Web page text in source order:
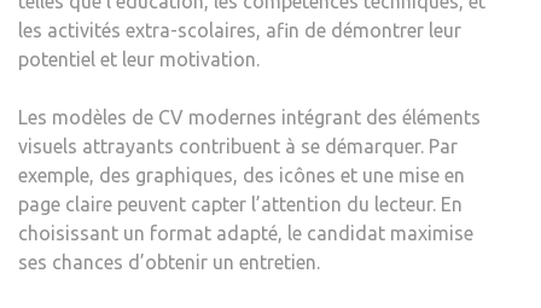
les activités extra-scolaires, afin de démontrer leur
potentiel et leur motivation.
Les modèles de CV modernes intégrant des éléments
visuels attrayants contribuent à se démarquer. Par
exemple, des graphiques, des icônes et une mise en
page claire peuvent capter l’attention du lecteur. En
choisissant un format adapté, le candidat maximise
ses chances d’obtenir un entretien.